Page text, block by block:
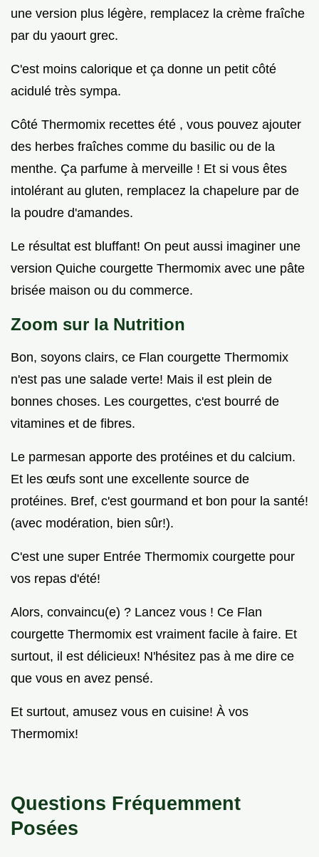
une version plus légère, remplacez la crème fraîche
par du yaourt grec.
C'est moins calorique et ça donne un petit côté
acidulé très sympa.
Côté Thermomix recettes été , vous pouvez ajouter
des herbes fraîches comme du basilic ou de la
menthe. Ça parfume à merveille ! Et si vous êtes
intolérant au gluten, remplacez la chapelure par de
la poudre d'amandes.
Le résultat est bluffant! On peut aussi imaginer une
version Quiche courgette Thermomix avec une pâte
brisée maison ou du commerce.
Zoom sur la Nutrition
Bon, soyons clairs, ce Flan courgette Thermomix
n'est pas une salade verte! Mais il est plein de
bonnes choses. Les courgettes, c'est bourré de
vitamines et de fibres.
Le parmesan apporte des protéines et du calcium.
Et les œufs sont une excellente source de
protéines. Bref, c'est gourmand et bon pour la santé!
(avec modération, bien sûr!).
C'est une super Entrée Thermomix courgette pour
vos repas d'été!
Alors, convaincu(e) ? Lancez vous ! Ce Flan
courgette Thermomix est vraiment facile à faire. Et
surtout, il est délicieux! N'hésitez pas à me dire ce
que vous en avez pensé.
Et surtout, amusez vous en cuisine! À vos
Thermomix!
Questions Fréquemment
Posées